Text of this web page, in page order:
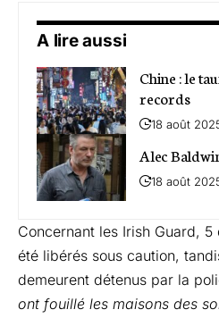
A lire aussi
Chine : le
records
18 août
Alec
18 août
Concernant les Irish Guard,
été libérés sous caution,
demeurent détenus par la
ont fouillé les maisons des